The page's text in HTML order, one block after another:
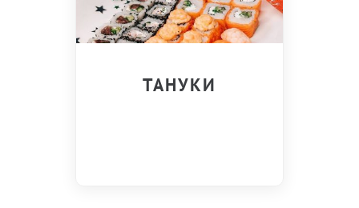
ТАНУКИ